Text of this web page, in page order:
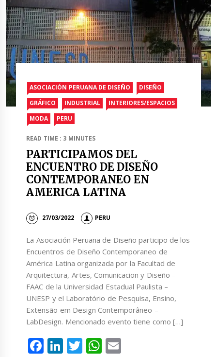
ASOCIACIÓN PERUANA DE DISEÑO
DISEÑO
GRÁFICO
INDUSTRIAL
INTERIORES/ESPACIOS
MODA
PERU
READ TIME : 3 MINUTES
PARTICIPAMOS DEL
ENCUENTRO DE DISEÑO
CONTEMPORANEO EN
AMERICA LATINA
27/03/2022 PERU
La Asociación Peruana de Diseño participo de los
Encuentros de Diseño Contemporaneo de
América Latina organizada por la Facultad de
Arquitectura, Artes, Comunicacion y Diseño –
FAAC de la Universidad Estadual Paulista –
UNESP y el Laboratório de Pesquisa, Ensino,
Extensão em Design Contemporâneo –
LabDesign. Mencionado evento tiene como […]
Facebook
LinkedIn
TwitterWhatsApp